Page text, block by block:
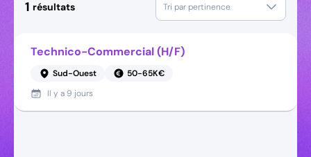
1 résultats Tri par pertinence
Technico-Commercial (H/F)
Sud-Ouest
50-65K€
Il y a 9 jours